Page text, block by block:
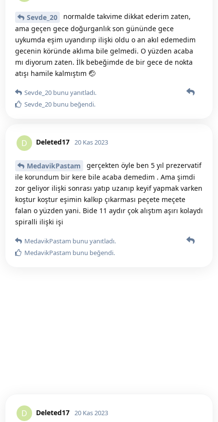
Sevde_20
normalde takvime dikkat ederim zaten,
ama geçen gece doğurganlık son gününde gece
uykumda eşim uyandırıp ilişki oldu o an akıl edemedim
gecenin köründe aklıma bile gelmedi. O yüzden acaba
mı diyorum zaten. İlk bebeğimde de bir gece de nokta
atışı hamile kalmıştım 🤕
Sevde_20 bunu yanıtladı.
Sevde_20 bunu beğendi.
D Deleted17 20 Kas 2023
MedavikPastam
gerçekten öyle ben 5 yıl prezervatif
ile korundum bir kere bile acaba demedim . Ama şimdi
zor geliyor ilişki sonrası yatıp uzanıp keyif yapmak varken
koştur koştur eşimin kalkıp çıkarması peçete meçete
falan o yüzden yani. Bide 11 aydır çok alıştım aşırı kolaydı
spiralli ilişki işi
MedavikPastam bunu yanıtladı.
MedavikPastam bunu beğendi.
D Deleted17 20 Kas 2023